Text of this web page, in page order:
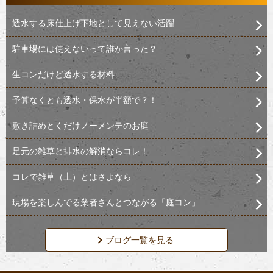
透水する床仕上げ下地として見えない活躍
駐車場には使えないって誰か言った？
生コンだけど透水する材料
予算なくとも透水・保水が半額で？！
敷き詰めとくだけノーメンテのお庭
足元の雑草と排水の解消ならコレ！
コレで雑草（土）とはさよなら
現場を楽しんでる業者さんとつながる「庭コン」
ブログ一覧を見る